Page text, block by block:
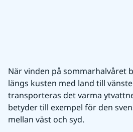
När vinden på sommarhalvåret
längs kusten med land till
transporteras det varma
betyder till exempel för den
mellan väst och syd.